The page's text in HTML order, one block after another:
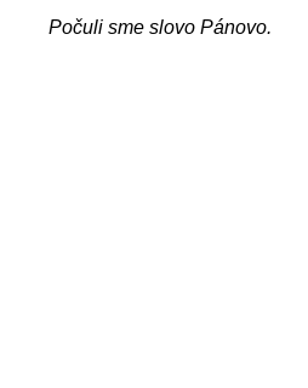
Počuli sme slovo Pánovo.